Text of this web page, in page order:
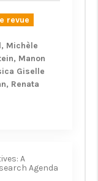
revue
Michèle
Manon
Giselle
Renata
Heath
Moreno-
A
Agenda